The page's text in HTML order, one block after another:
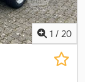
1 / 20